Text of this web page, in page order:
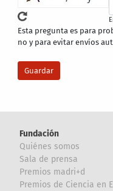
Esta pregunta es para
no y para evitar envíos
Fundación
Quiénes somos
Sala de prensa
Premios madri+d
Premios de Ciencia en